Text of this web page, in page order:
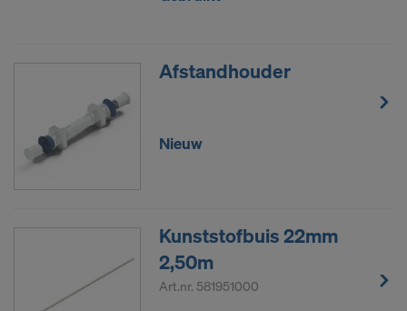
Afstandhouder
Nieuw
Kunststofbuis 22mm
2,50m
Art.nr. 581951000
kunnen blijven doorsturen.
Via de cookie-instellingen op de website kunt u uw
toestemming te allen tijde voor de toekomst
intrekken.
GAAT U AKKOORD MET HET GEBRUIK
VAN UW PERSOONSGEGEVENS